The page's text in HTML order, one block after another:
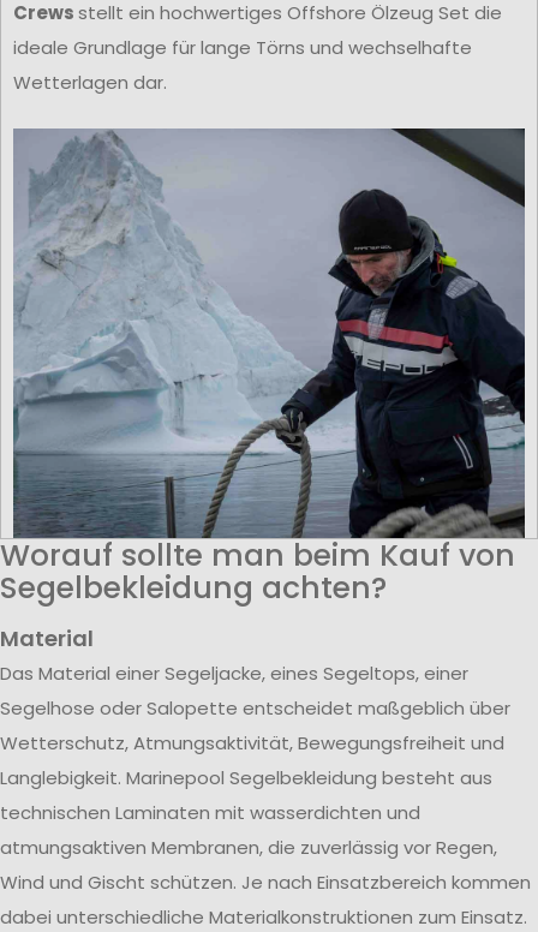
Crewsstellt ein hochwertiges Offshore Ölzeug Set die
ideale Grundlage für lange Törns und wechselhafte
Wetterlagen dar.
Worauf sollte man beim Kauf von
Segelbekleidung achten?
Material
Das Material einer Segeljacke, eines Segeltops, einer
Segelhose oder Salopette entscheidet maßgeblich über
Wetterschutz, Atmungsaktivität, Bewegungsfreiheit und
Langlebigkeit. Marinepool Segelbekleidung besteht aus
technischen Laminaten mit wasserdichten und
atmungsaktiven Membranen, die zuverlässig vor Regen,
Wind und Gischt schützen. Je nach Einsatzbereich kommen
dabei unterschiedliche Materialkonstruktionen zum Einsatz.